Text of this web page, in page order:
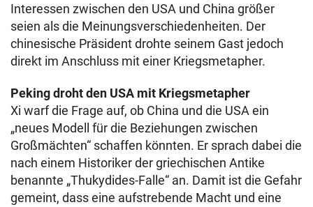
Interessen zwischen den USA und China größer
seien als die Meinungsverschiedenheiten. Der
chinesische Präsident drohte seinem Gast jedoch
direkt im Anschluss mit einer Kriegsmetapher.
Peking droht den USA mit Kriegsmetapher
Xi warf die Frage auf, ob China und die USA ein
„neues Modell für die Beziehungen zwischen
Großmächten“ schaffen könnten. Er sprach dabei die
nach einem Historiker der griechischen Antike
benannte „Thukydides-Falle“ an. Damit ist die Gefahr
gemeint, dass eine aufstrebende Macht und eine